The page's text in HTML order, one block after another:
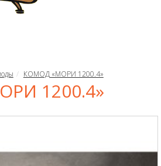
КОМОД «МОРИ 1200.4»
1200.4»